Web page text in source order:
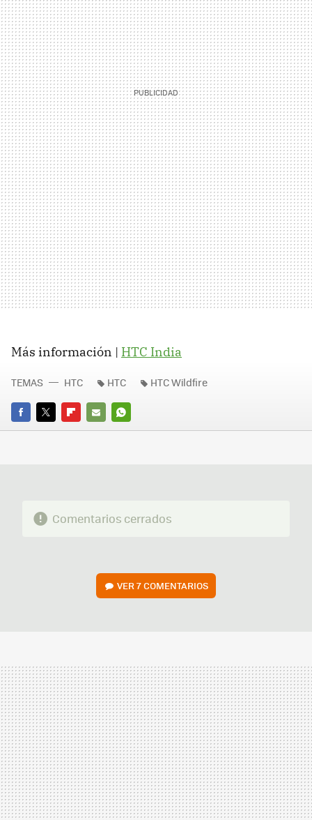
Más información | HTC India
FACEBOOK
TWITTERFLIPBOARD
E-
WHATSAPP
TEMAS HTC HTC HTC Wildfire
Comentarios cerrados
VER7 COMENTARIOS